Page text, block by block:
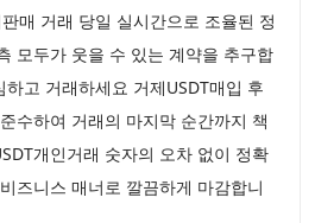
매 거래 당일 실시간으로 조율된 정
모두가 웃을 수 있는 계약을 추구합
고 거래하세요 거제USDT매입 후
수하여 거래의 마지막 순간까지 책
개인거래 숫자의 오차 없이 정확
즈니스 매너로 깔끔하게 마감합니